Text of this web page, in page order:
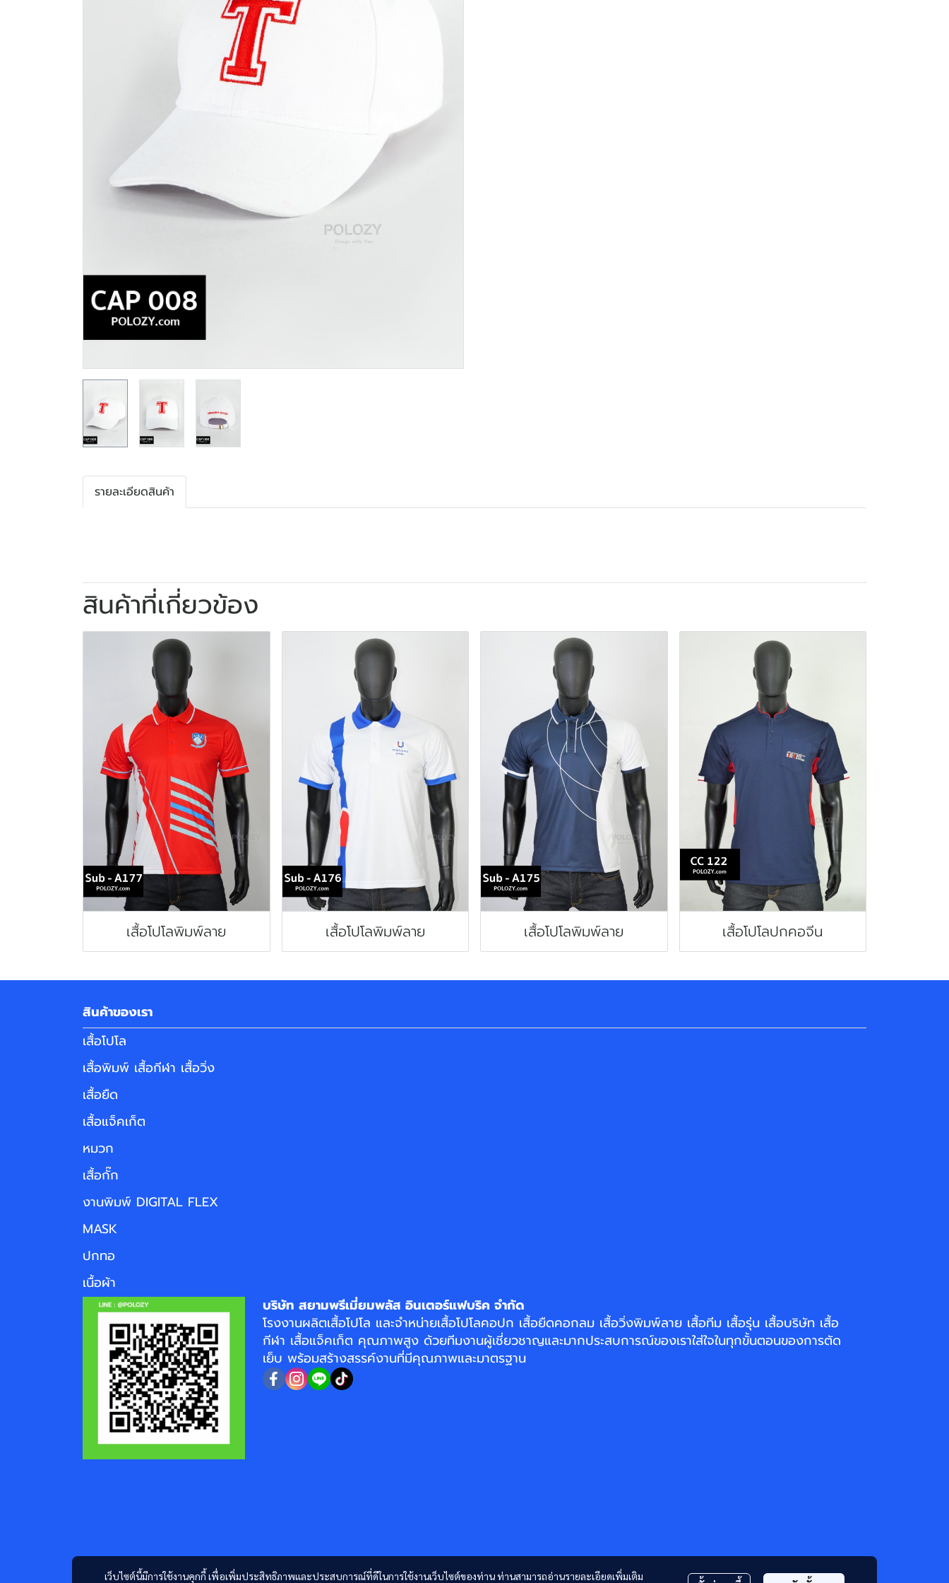
รายละเอียดสินค้า
สินค้าที่เกี่ยวข้อง
เสื้อโปโลพิมพ์ลาย เสื้อโปโลพิมพ์ลาย เสื้อโปโลพิมพ์ลาย เสื้อโปโลปกคอจีน
เว็บไซต์นี้มีการใช้งานคุกกี้ เพื่อเพิ่มประสิทธิภาพและประสบการณ์ที่ดีในการใช้งานเว็บไซต์ของท่าน ท่านสามารถอ่านรายละเอียดเพิ่มเติม
สินค้าของเรา
เสื้อโปโล
เสื้อพิมพ์ เสื้อกีฬา เสื้อวิ่ง
เสื้อยืด
เสื้อแจ็คเก็ต
หมวก
เสื้อกั๊ก
งานพิมพ์ DIGITAL FLEX
MASK
ปกทอ
เนื้อผ้า
บริษัท สยามพรีเมี่ยมพลัส อินเตอร์แฟบริค จำกัด
โรงงานผลิตเสื้อโปโล และจำหน่ายเสื้อโปโลคอปก เสื้อยืดคอกลม เสื้อวิ่งพิมพ์ลาย เสื้อทีม เสื้อรุ่น เสื้อบริษัท เสื้อ
กีฬา เสื้อแจ็คเก็ต คุณภาพสูง ด้วยทีมงานผู้เชี่ยวชาญและมากประสบการณ์ของเราใส่ใจในทุกขั้นตอนของการตัด
เย็บ พร้อมสร้างสรรค์งานที่มีคุณภาพและมาตรฐาน